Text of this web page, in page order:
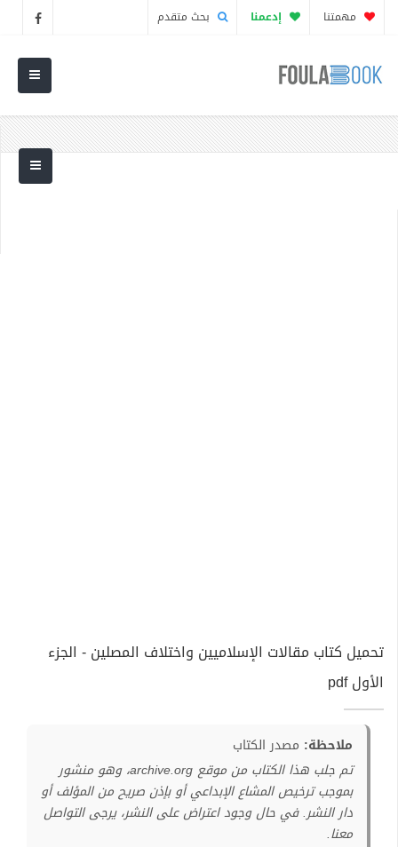
مهمتنا إدعمنا بحث متقدم
تحميل كتاب مقالات الإسلاميين واختلاف المصلين - الجزء
الأول pdf
ملاحظة: مصدر الكتاب
تم جلب هذا الكتاب من موقع archive.org، وهو منشور
بموجب ترخيص المشاع الإبداعي أو بإذن صريح من المؤلف أو
دار النشر. في حال وجود اعتراض على النشر، يرجى التواصل
معنا.